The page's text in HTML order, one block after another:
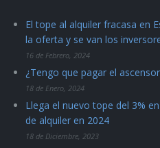
El tope al alquiler fracasa en
la oferta y se van los
16 de Febrero, 2024
¿Tengo que pagar el
18 de Enero, 2024
Llega el nuevo tope del 3%
de alquiler en 2024
18 de Diciembre, 2023